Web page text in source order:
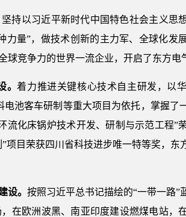
持以习近平新时代中国特色社会主义思
量”，做技术创新的主力军、全球化发
竞争力的世界一流企业，开启了东方电
。着力推进关键核心技术自主研发，以
池客车研制等重大项目为依托，掌握了
流化床锅炉技术开发、研制与示范工程”
目荣获四川省科技进步唯一特等奖，东
设。 按照习近平总书记描绘的“一带一路”
在欧洲波黑、南亚印度建设燃煤电站，